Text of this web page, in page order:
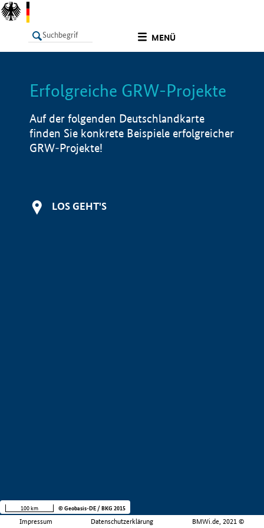
MENÜ
LISTE Info
Erfolgreiche GRW-Projekte
Auf der folgenden Deutschlandkarte
finden Sie konkrete Beispiele erfolgreicher
GRW-Projekte!
LOS GEHT'S
Impressum Datenschutzerklärung BMWi.de, 2021 ©
100 km © Geobasis-DE / BKG 2015